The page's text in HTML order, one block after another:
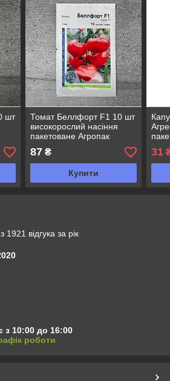
шт
Томат Беллфорт F1 10 шт
високорослий насіння
пакетоване Агропак
87₴
Купити
31
1921 відгука за рік
з 10:00 до 16:00
роботи